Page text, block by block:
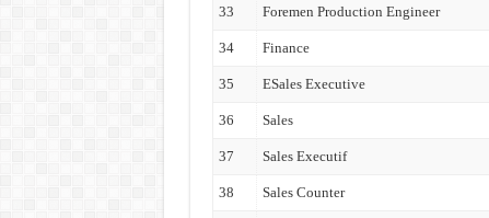
33 Foremen Production Engineer
34 Finance
35 ESales Executive
36 Sales
37 Sales Executif
38 Sales Counter